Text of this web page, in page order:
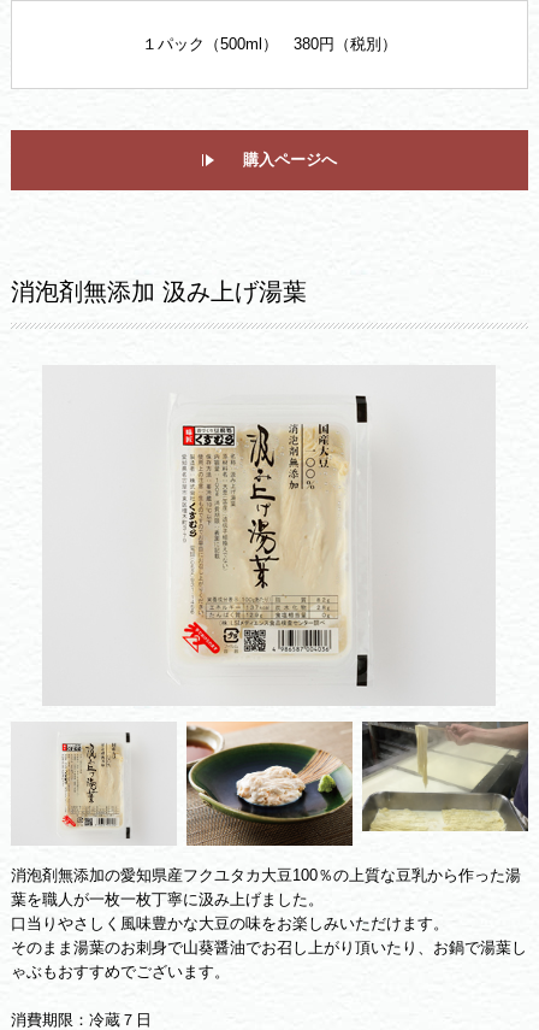
１パック（500ml） 380円（税別）
購入ページへ
消泡剤無添加 汲み上げ湯葉
消泡剤無添加の愛知県産フクユタカ大豆100％の上質な豆乳から作った湯
葉を職人が一枚一枚丁寧に汲み上げました。
口当りやさしく風味豊かな大豆の味をお楽しみいただけます。
そのまま湯葉のお刺身で山葵醤油でお召し上がり頂いたり、お鍋で湯葉し
ゃぶもおすすめでございます。
消費期限：冷蔵７日